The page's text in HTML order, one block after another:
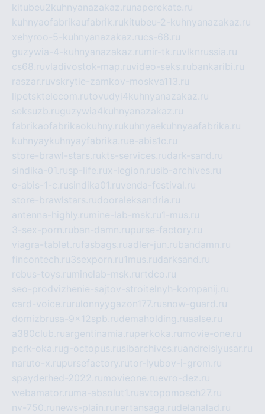
kitubeu2kuhnyanazakaz.ru naperekate.ru
kuhnyaofabrikaufabrik.rukitubeu-2-kuhnyanazakaz.ru
xehyroo-5-kuhnyanazakaz.rucs-68.ru
guzywia-4-kuhnyanazakaz.ru mir-tk.ruvlknrussia.ru
cs68.ruvladivostok-map.ruvideo-seks.rubankaribi.ru
raszar.ruvskrytie-zamkov-moskva113.ru
lipetsktelecom.rutovudyi4kuhnyanazakaz.ru
seksuzb.ruguzywia4kuhnyanazakaz.ru
fabrikaofabrikaokuhny.rukuhnyaekuhnyaafabrika.ru
kuhnyaykuhnyayfabrika.rue-abis1c.ru
store-brawl-stars.rukts-services.rudark-sand.ru
sindika-01.rusp-life.rux-legion.rusib-archives.ru
e-abis-1-c.rusindika01.ruvenda-festival.ru
store-brawlstars.rudooraleksandria.ru
antenna-highly.ru mine-lab-msk.ru1-mus.ru
3-sex-porn.ruban-damn.rupurse-factory.ru
viagra-tablet.rufasbags.ruadler-jun.rubandamn.ru
fincontech.ru3sexporn.ru1mus.rudarksand.ru
rebus-toys.ru minelab-msk.ru rtdco.ru
seo-prodvizhenie-sajtov-stroitelnyh-kompanij.ru
card-voice.ru rulonnyygazon177.rusnow-guard.ru
domizbrusa-9x12spb.rudemaholding.ruaalse.ru
a380club.ruargentinamia.ruperkoka.ru movie-one.ru
perk-oka.rug-octopus.rusibarchives.ruandreislyusar.ru
naruto-x.rupursefactory.rutor-lyubov-i-grom.ru
spayderhed-2022.ru movieone.ruevro-dez.ru
webamator.ru ma-absolut1.ruavtopomosch27.ru
nv-750.ru news-plain.ru nertansaga.rudelanalad.ru